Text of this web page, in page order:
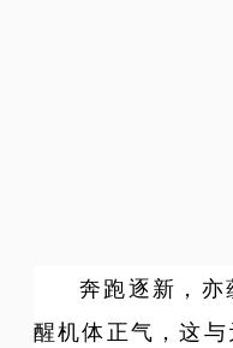
奔跑逐新，
醒机体正气，这